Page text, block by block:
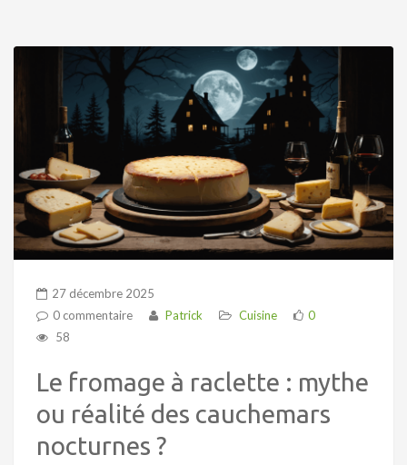
27 décembre 2025
0 commentaire
Patrick Cuisine
0
58
Le fromage à raclette : mythe
ou réalité des cauchemars
nocturnes ?